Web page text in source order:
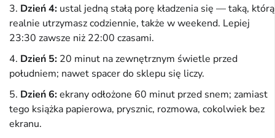
Dzień 4: ustal jedną stałą porę kładzenia się — taką, którą
realnie utrzymasz codziennie, także w weekend. Lepiej
23:30 zawsze niż 22:00 czasami.
Dzień 5: 20 minut na zewnętrznym świetle przed
południem; nawet spacer do sklepu się liczy.
Dzień 6:ekrany odłożone 60 minut przed snem; zamiast
tego książka papierowa, prysznic, rozmowa, cokolwiek bez
ekranu.